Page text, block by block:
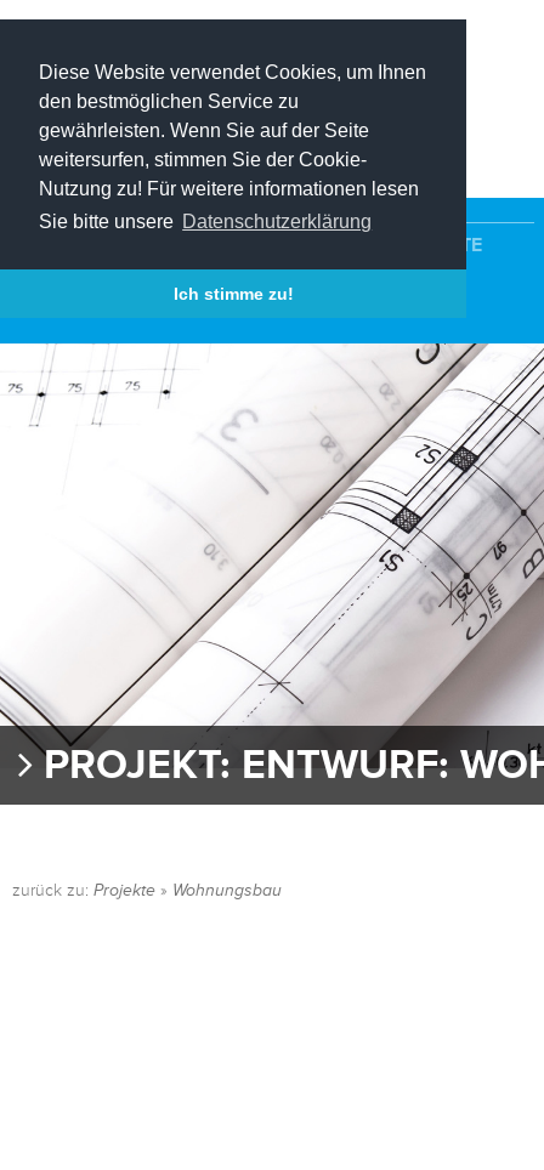
Diese Website verwendet Cookies, um Ihnen
den bestmöglichen Service zu
gewährleisten. Wenn Sie auf der Seite
weitersurfen, stimmen Sie der Cookie-
Nutzung zu! Für weitere informationen lesen
Sie bitte unsere Datenschutzerklärung
Ich stimme zu!
PROJEKTE
PROJEKT: ENTWURF:
zurück zu: Projekte » Wohnungsbau